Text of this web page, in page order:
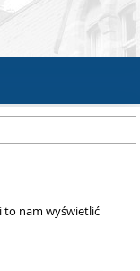
to nam wyświetlić